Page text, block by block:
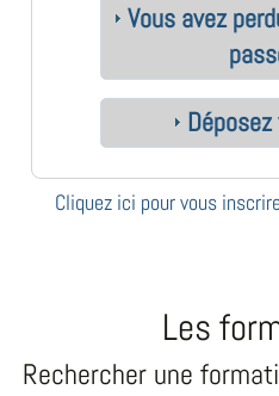
Vous avez
Cliquez ici pour vous
Les
Rechercher une